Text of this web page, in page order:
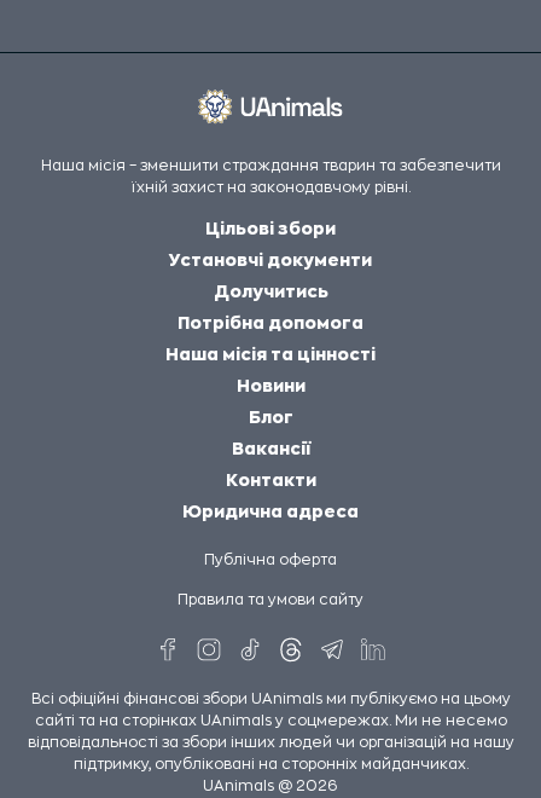
Наша місія – зменшити страждання тварин та забезпечити
їхній захист на законодавчому рівні.
Цільові збори
Установчі документи
Долучитись
Потрібна допомога
Наша місія та цінності
Новини
Блог
Вакансії
Контакти
Юридична адреса
Публічна оферта
Правила та умови сайту
Всі офіційні фінансові збори UAnimals ми публікуємо на цьому
сайті та на сторінках UAnimals у соцмережах. Ми не несемо
відповідальності за збори інших людей чи організацій на нашу
підтримку, опубліковані на сторонніх майданчиках.
UAnimals @ 2026